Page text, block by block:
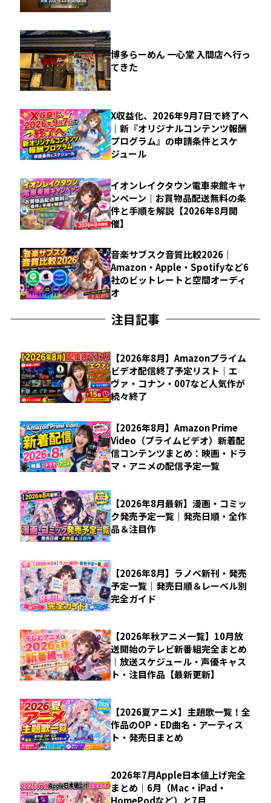
博多らーめん 一心堂 入間店へ行っ
てきた
X収益化、2026年9月7日で終了へ
｜新『オリジナルコンテンツ報酬
プログラム』の申請条件とスケ
ジュール
イオンレイクタウン電車来館キャ
ンペーン｜お買物品配送無料の条
件と手順を解説【2026年8月開
催】
音楽サブスク音質比較2026｜
Amazon・Apple・Spotifyなど6
社のビットレートと空間オーディ
オ
注目記事
【2026年8月】Amazonプライム
ビデオ配信終了予定リスト｜エ
ヴァ・コナン・007など人気作が
続々終了
【2026年8月】Amazon Prime
Video（プライムビデオ）新着配
信コンテンツまとめ：映画・ドラ
マ・アニメの配信予定一覧
【2026年8月最新】漫画・コミッ
ク発売予定一覧｜発売日順・全作
品＆注目作
【2026年8月】ラノベ新刊・発売
予定一覧｜発売日順＆レーベル別
完全ガイド
【2026年秋アニメ一覧】10月放
送開始のテレビ新番組完全まとめ
｜放送スケジュール・声優キャス
ト・注目作品【最新更新】
【2026夏アニメ】主題歌一覧！全
作品のOP・ED曲名・アーティス
ト・発売日まとめ
2026年7月Apple日本値上げ完全
まとめ｜6月（Mac・iPad・
HomePodなど）と7月